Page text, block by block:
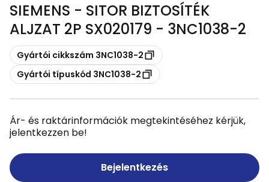
SIEMENS - SITOR BIZTOSÍTÉK
ALJZAT 2P SX020179 - 3NC1038-2
Másolás
Gyártói cikkszám 3NC1038-2
Másolás
Gyártói típuskód 3NC1038-2
Ár- és raktárinformációk megtekintéséhez kérjük,
jelentkezzen be!
Bejelentkezés